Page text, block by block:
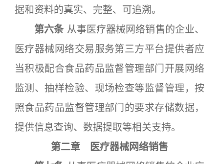
据和资料的真实、完整、可追溯。
第六条 从事医疗器械网络销售的企业、
医疗器械网络交易服务第三方平台提供者应
当积极配合食品药品监督管理部门开展网络
监测、抽样检验、现场检查等监督管理，按
照食品药品监督管理部门的要求存储数据，
提供信息查询、数据提取等相关支持。
第二章 医疗器械网络销售